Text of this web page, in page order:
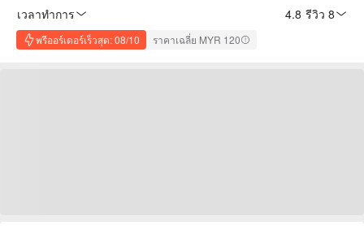
เวลาทำการ
4.8 รีวิว 8
พรีออร์เดอร์เร็วสุด: 08/10 ราคาเฉลี่ย MYR 120